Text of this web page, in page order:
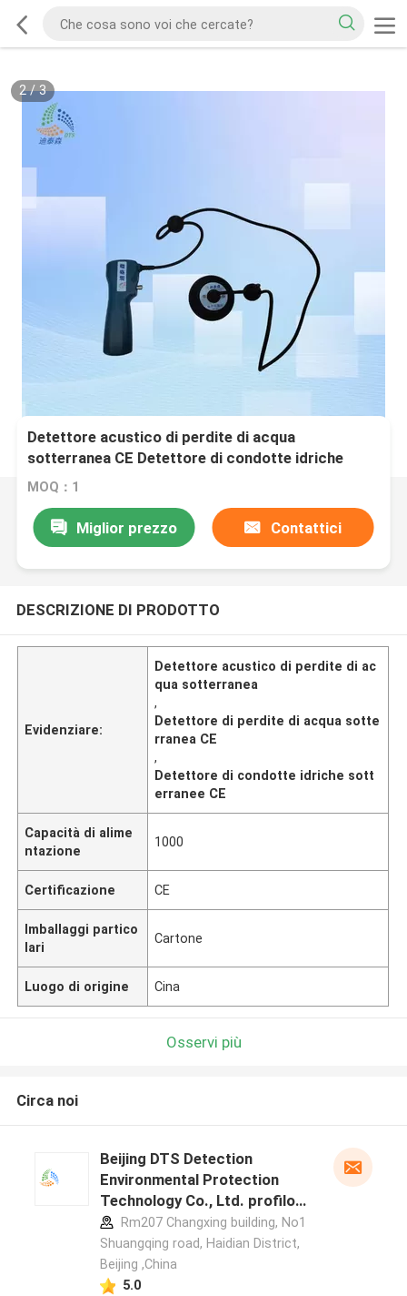
2/3
Detettore acustico di perdite di acqua
sotterranea CE Detettore di condotte idriche
sotterranee
MOQ：1
Miglior prezzo Contattici
DESCRIZIONE DI PRODOTTO
Evidenziare:
Detettore acustico di perdite di ac
qua sotterranea
,
Detettore di perdite di acqua sotte
rranea CE
,
Detettore di condotte idriche sott
erranee CE
Capacità di alime
ntazione
1000
Certificazione CE
Imballaggi partico
lari
Cartone
Luogo di origine Cina
Osservi più
Circa noi
Beijing DTS Detection
Environmental Protection
Technology Co., Ltd. profilo
del produttore
Rm207 Changxing building, No1
Shuangqing road, Haidian District,
Beijing ,China
5.0